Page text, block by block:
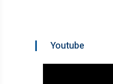
Youtube